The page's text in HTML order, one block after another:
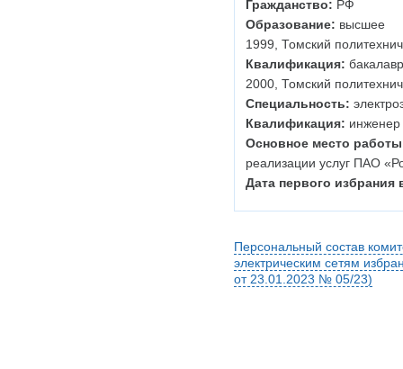
Гражданство: РФ
Образование: высшее
1999, Томский
Квалификация:
2000, Томский
Специальность:
Квалификация: инженер
Основное место
реализации услуг ПАО
Дата первого избрания
Персональный состав
электрическим сетям
от 23.01.2023 № 05/23)